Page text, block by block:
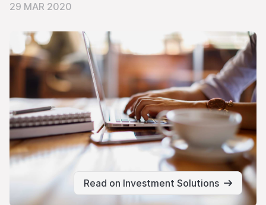
29 MAR 2020
Read on Investment Solutions